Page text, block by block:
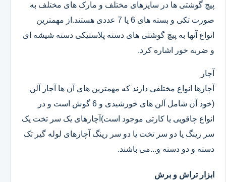
پیچ گوشتی ها در سایزهای مختلف و مارک های مختلف به
صورت تکی و بسته های 6 یا 7 عددی هستند.از مهمترین
انواع آنها به پیچ گوشتی های دسته پلاستیکی دسته شیشه ای
و ضربه خور اشاره کرد.
آچار
آچارها انواع مختلفی دارند که مهمترین های آن ها آچار آلن
(خود آن شامل آلن های خورشیدی و 6 گوش است و در
انواع چاقویی یا کارتی موجود است)آچارهای یک سر تخت یک
سر رینگ یا دو سر تخت یا دو سر رینگ آچارهای لوله گیر تک
دسته و دو دسته و...می باشند.
ابزار تراش و برش